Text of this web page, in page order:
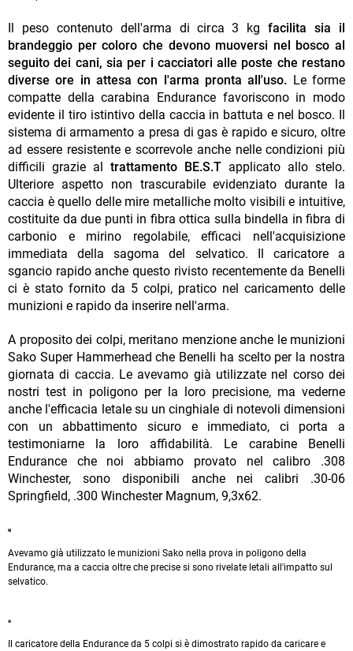
Il peso contenuto dell'arma di circa 3 kgfacilita sia il
brandeggio per coloro che devono muoversi nel bosco al
seguito dei cani, sia per i cacciatori alle poste che restano
diverse ore in attesa con l'arma pronta all'uso. Le forme
compatte della carabina Endurance favoriscono in modo
evidente il tiro istintivo della caccia in battuta e nel bosco. Il
sistema di armamento a presa di gas è rapido e sicuro, oltre
ad essere resistente e scorrevole anche nelle condizioni più
difficili grazie al trattamento BE.S.T applicato allo stelo.
Ulteriore aspetto non trascurabile evidenziato durante la
caccia è quello delle mire metalliche molto visibili e intuitive,
costituite da due punti in fibra ottica sulla bindella in fibra di
carbonio e mirino regolabile, efficaci nell'acquisizione
immediata della sagoma del selvatico. Il caricatore a
sgancio rapido anche questo rivisto recentemente da Benelli
ci è stato fornito da 5 colpi, pratico nel caricamento delle
munizioni e rapido da inserire nell'arma.
A proposito dei colpi, meritano menzione anche le munizioni
Sako Super Hammerhead che Benelli ha scelto per la nostra
giornata di caccia. Le avevamo già utilizzate nel corso dei
nostri test in poligono per la loro precisione, ma vederne
anche l'efficacia letale su un cinghiale di notevoli dimensioni
con un abbattimento sicuro e immediato, ci porta a
testimoniarne la loro affidabilità. Le carabine Benelli
Endurance che noi abbiamo provato nel calibro .308
Winchester, sono disponibili anche nei calibri .30-06
Springfield, .300 Winchester Magnum, 9,3x62.
Avevamo già utilizzato le munizioni Sako nella prova in poligono della
Endurance, ma a caccia oltre che precise si sono rivelate letali all'impatto sul
selvatico.
Il caricatore della Endurance da 5 colpi si è dimostrato rapido da caricare e